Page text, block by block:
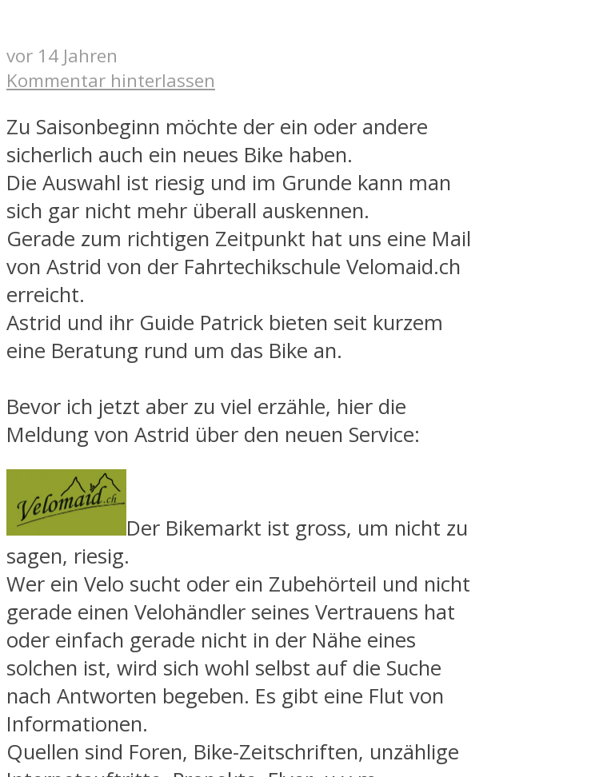
vor 14 Jahren
Kommentar hinterlassen
Zu Saisonbeginn möchte der ein oder andere
sicherlich auch ein neues Bike haben.
Die Auswahl ist riesig und im Grunde kann man
sich gar nicht mehr überall auskennen.
Gerade zum richtigen Zeitpunkt hat uns eine Mail
von Astrid von der Fahrtechikschule Velomaid.ch
erreicht.
Astrid und ihr Guide Patrick bieten seit kurzem
eine Beratung rund um das Bike an.
Bevor ich jetzt aber zu viel erzähle, hier die
Meldung von Astrid über den neuen Service:
Der Bikemarkt ist gross, um nicht zu
sagen, riesig.
Wer ein Velo sucht oder ein Zubehörteil und nicht
gerade einen Velohändler seines Vertrauens hat
oder einfach gerade nicht in der Nähe eines
solchen ist, wird sich wohl selbst auf die Suche
nach Antworten begeben. Es gibt eine Flut von
Informationen.
Quellen sind Foren, Bike-Zeitschriften, unzählige